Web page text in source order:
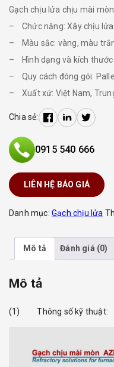
Gạch chịu lửa chịu mài
– Chức năng: Xây chịu
– Màu sắc: vàng, màu
– Hình dạng và kích thước
– Quy cách đóng gói:
– Xuất xứ: Việt Nam,
Chia sẻ:
0915 540 666
LIÊN HỆ BÁO GIÁ
Danh mục: Gạch chịu lửa
Mô tả Đánh giá (0)
Mô tả
(1) Thông số kỹ thuật: